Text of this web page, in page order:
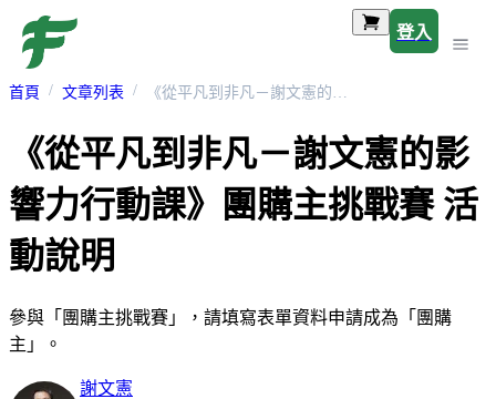
登入
首頁 文章列表 《從平凡到非凡－謝文憲的影響力行動課》團購主挑戰賽 活動說明
《從平凡到非凡－謝文憲的影
響力行動課》團購主挑戰賽 活
動說明
參與「團購主挑戰賽」，請填寫表單資料申請成為「團購
主」。
謝文憲